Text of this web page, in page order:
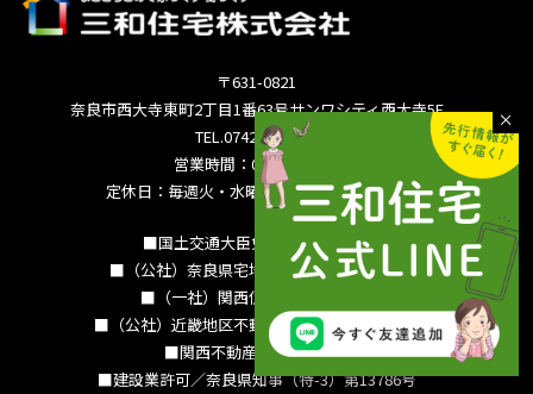
〒631-0821
奈良市西大寺東町2丁目1番63号サンワシティ西大寺5F
TEL.0742-36-3035
営業時間：09:00～18:00
定休日：毎週火・水曜日 夏季休暇 年末年始
■国土交通大臣免許（15）994号
■（公社）奈良県宅地建物取引業協会会員
■（一社）関西住宅産業協会会員
■（公社）近畿地区不動産公正取引協議会加盟
■関西不動産情報センター
■建設業許可／奈良県知事（特-3）第13786号